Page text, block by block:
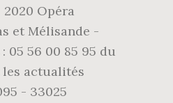
2020 Opéra
et Mélisande -
05 56 00 85 95 du
les actualités
- 33025